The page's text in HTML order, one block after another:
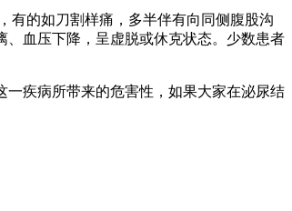
有的如刀割样痛，多半伴有向同侧腹股沟
血压下降，呈虚脱或休克状态。少数患者
疾病所带来的危害性，如果大家在泌尿结